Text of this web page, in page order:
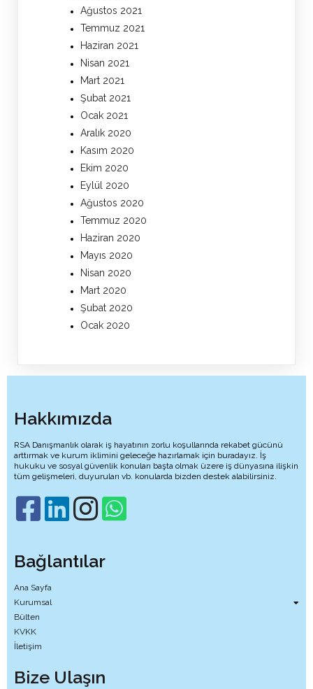
Ağustos 2021
Temmuz 2021
Haziran 2021
Nisan 2021
Mart 2021
Şubat 2021
Ocak 2021
Aralık 2020
Kasım 2020
Ekim 2020
Eylül 2020
Ağustos 2020
Temmuz 2020
Haziran 2020
Mayıs 2020
Nisan 2020
Mart 2020
Şubat 2020
Ocak 2020
Hakkımızda
RSA Danışmanlık olarak iş hayatının zorlu koşullarında rekabet gücünü
arttırmak ve kurum iklimini geleceğe hazırlamak için buradayız. İş
hukuku ve sosyal güvenlik konuları başta olmak üzere iş dünyasına ilişkin
tüm gelişmeleri, duyuruları vb. konularda bizden destek alabilirsiniz.
Bağlantılar
Ana Sayfa
Kurumsal
Bülten
KVKK
İletişim
Bize Ulaşın